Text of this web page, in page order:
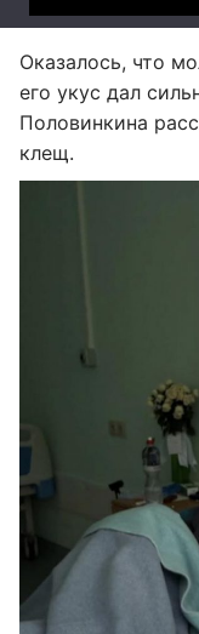
Оказалось, что
его укус дал
Половинкина
клещ.